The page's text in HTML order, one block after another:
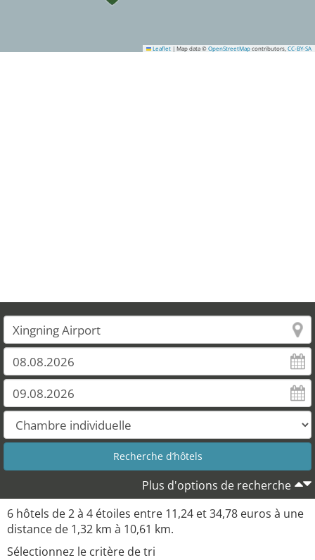
Leaflet | Map data © OpenStreetMap contributors, CC-BY-SA
Plus d'options de recherche
6 hôtels de 2 à 4 étoiles entre 11,24 et 34,78 euros à une
distance de 1,32 km à 10,61 km.
Sélectionnez le critère de tri